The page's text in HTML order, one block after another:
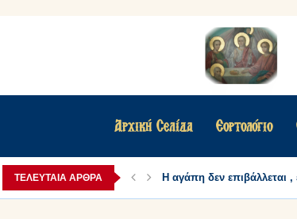
Αρχική Σελίδα Εορτολόγιο
ΤΕΛΕΥΤΑΊΑ ΆΡΘΡΑ Η αγάπη δεν επιβάλλεται ,